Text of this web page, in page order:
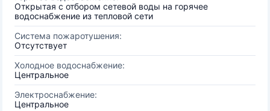
Открытая с отбором сетевой воды на горячее
водоснабжение из тепловой сети
Система пожаротушения:
Отсутствует
Холодное водоснабжение:
Центральное
Электроснабжение:
Центральное